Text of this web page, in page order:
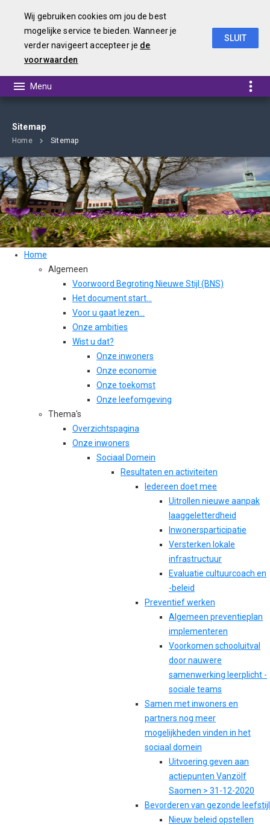
Sitemap
Home Sitemap
Home
Algemeen
Voorwoord Begroting Nieuwe Stijl (BNS)
Het document start...
Voor u gaat lezen...
Onze ambities
Wist u dat?
Onze inwoners
Onze economie
Onze toekomst
Onze leefomgeving
Thema's
Overzichtspagina
Onze inwoners
Sociaal Domein
Resultaten en activiteiten
Iedereen doet mee
Uitrollen nieuwe aanpak
laaggeletterdheid
Inwonersparticipatie
Versterken lokale
infrastructuur
Evaluatie cultuurcoach en
-beleid
Preventief werken
Algemeen preventieplan
implementeren
Voorkomen schooluitval
door nauwere
samenwerking leerplicht -
sociale teams
Samen met inwoners en
partners nog meer
mogelijkheden vinden in het
sociaal domein
Uitvoering geven aan
actiepunten Vanzölf
Saomen > 31-12-2020
Bevorderen van gezonde leefstijl
Nieuw beleid opstellen
Wij gebruiken cookies om jou de best
mogelijke service te bieden. Wanneer je
verder navigeert accepteer je de
voorwaarden
SLUIT